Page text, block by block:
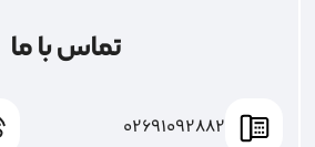
تماس با ما
02691092882